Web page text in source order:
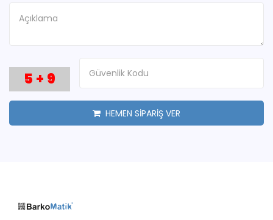
5 + 9
HEMEN SİPARİŞ VER